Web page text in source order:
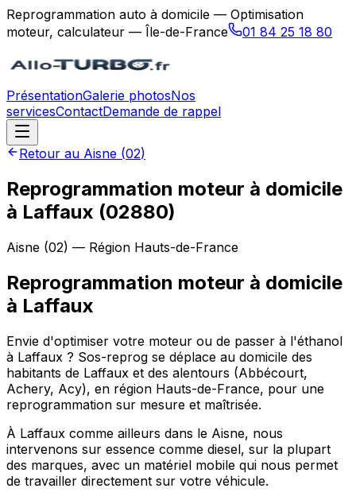
Reprogrammation auto à domicile — Optimisation
moteur, calculateur — Île-de-France
01 84 25 18 80
PrésentationGalerie photosNos
servicesContactDemande de rappel
Retour au Aisne (02)
Reprogrammation moteur à domicile
à Laffaux (02880)
Aisne (02) — Région Hauts-de-France
Reprogrammation moteur à domicile
à Laffaux
Envie d'optimiser votre moteur ou de passer à l'éthanol
à Laffaux ? Sos-reprog se déplace au domicile des
habitants de Laffaux et des alentours (Abbécourt,
Achery, Acy), en région Hauts-de-France, pour une
reprogrammation sur mesure et maîtrisée.
À Laffaux comme ailleurs dans le Aisne, nous
intervenons sur essence comme diesel, sur la plupart
des marques, avec un matériel mobile qui nous permet
de travailler directement sur votre véhicule.